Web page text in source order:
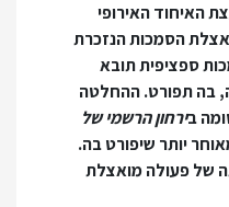
האיחוד האירופי
הסמכות הנזכרת
ו-43(8). סמכות ספציפית תובא
בה תפורט. ההחלטה
בירחון הרשמי של
יותר שיפורט בה.
של פעולה מואצלת